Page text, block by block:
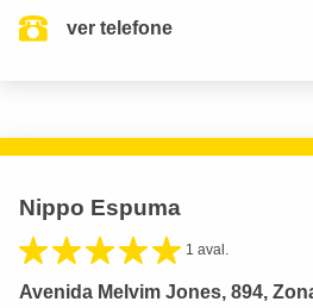
ver telefone
Nippo Espuma
1 aval.
Avenida Melvim Jones, 894,